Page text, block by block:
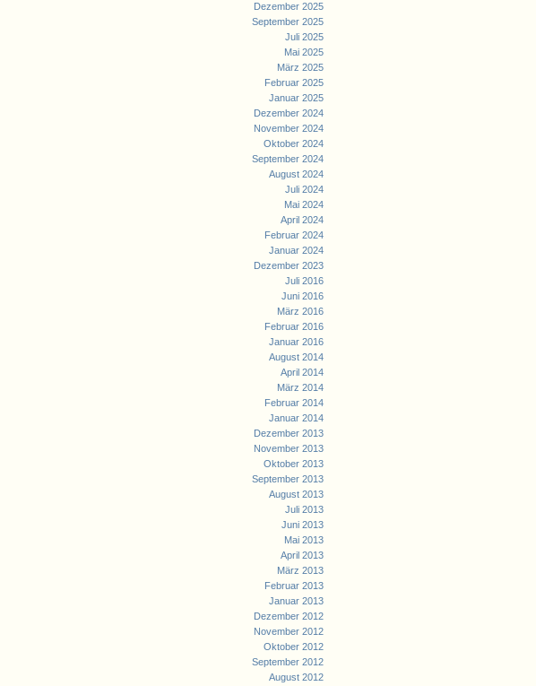
Dezember 2025
September 2025
Juli 2025
Mai 2025
März 2025
Februar 2025
Januar 2025
Dezember 2024
November 2024
Oktober 2024
September 2024
August 2024
Juli 2024
Mai 2024
April 2024
Februar 2024
Januar 2024
Dezember 2023
Juli 2016
Juni 2016
März 2016
Februar 2016
Januar 2016
August 2014
April 2014
März 2014
Februar 2014
Januar 2014
Dezember 2013
November 2013
Oktober 2013
September 2013
August 2013
Juli 2013
Juni 2013
Mai 2013
April 2013
März 2013
Februar 2013
Januar 2013
Dezember 2012
November 2012
Oktober 2012
September 2012
August 2012